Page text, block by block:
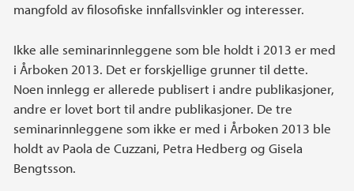
mangfold av filosofiske innfallsvinkler og interesser.
Ikke alle seminarinnleggene som ble holdt i 2013 er med
i Årboken 2013. Det er forskjellige grunner til dette.
Noen innlegg er allerede publisert i andre publikasjoner,
andre er lovet bort til andre publikasjoner. De tre
seminarinnleggene som ikke er med i Årboken 2013 ble
holdt av Paola de Cuzzani, Petra Hedberg og Gisela
Bengtsson.